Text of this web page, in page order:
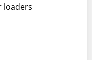
loaders